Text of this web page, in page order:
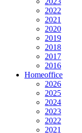
2022
2021
2020
2019
2018
2017
2016
Homeoffice
2026
2025
2024
2023
2022
2021